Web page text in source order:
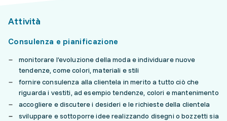
Attività
Consulenza e pianificazione
monitorare l’evoluzione della moda e individuare nuove
tendenze, come colori, materiali e stili
fornire consulenza alla clientela in merito a tutto ciò che
riguarda i vestiti, ad esempio tendenze, colori e mantenimento
accogliere e discutere i desideri e le richieste della clientela
sviluppare e sottoporre idee realizzando disegni o bozzetti sia